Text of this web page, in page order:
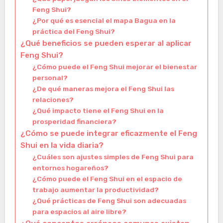
Feng Shui?
¿Por qué es esencial el mapa Bagua en la
práctica del Feng Shui?
¿Qué beneficios se pueden esperar al aplicar
Feng Shui?
¿Cómo puede el Feng Shui mejorar el bienestar
personal?
¿De qué maneras mejora el Feng Shui las
relaciones?
¿Qué impacto tiene el Feng Shui en la
prosperidad financiera?
¿Cómo se puede integrar eficazmente el Feng
Shui en la vida diaria?
¿Cuáles son ajustes simples de Feng Shui para
entornos hogareños?
¿Cómo puede el Feng Shui en el espacio de
trabajo aumentar la productividad?
¿Qué prácticas de Feng Shui son adecuadas
para espacios al aire libre?